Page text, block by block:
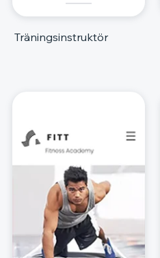
Träningsinstruktör